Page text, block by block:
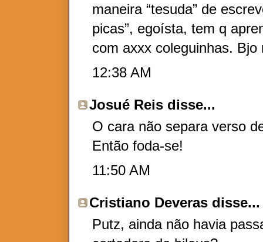
maneira “tesuda” de
picas”, egoísta, tem q
com axxx coleguinhas. Bjo
12:38 AM
Josué Reis disse...
O cara não separa verso
Então foda-se!
11:50 AM
Cristiano Deveras disse...
Putz, ainda não havia